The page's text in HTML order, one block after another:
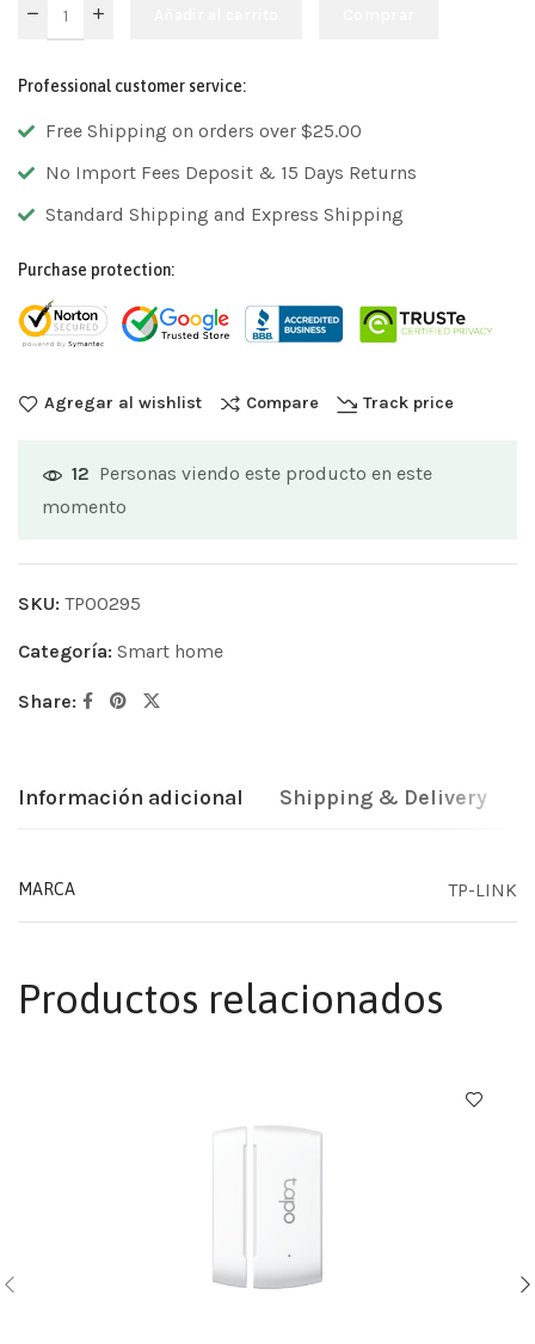
Professional customer service:
Free Shipping on orders over $25.00
No Import Fees Deposit & 15 Days Returns
Standard Shipping and Express Shipping
Purchase protection:
Agregar al wishlist Compare Track price
12 Personas viendo este producto en este
momento
SKU: TP00295
Categoría: Smart home
Share:
Información adicional Shipping & Delivery
MARCA TP-LINK
Productos relacionados